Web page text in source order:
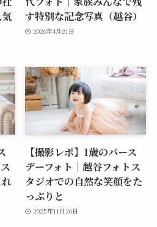
す特別な記念写真（越谷）
2026年4月21日
【撮影レポ】1歳のバース
デーフォト｜越谷フォトス
タジオでの自然な笑顔をた
っぷりと
2025年11月26日